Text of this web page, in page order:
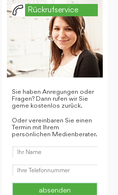
Rückrufservice
Sie haben Anregungen oder
Fragen? Dann rufen wir Sie
gerne kostenlos zurück.
Oder vereinbaren Sie einen
Termin mit Ihrem
persönlichen Medienberater.